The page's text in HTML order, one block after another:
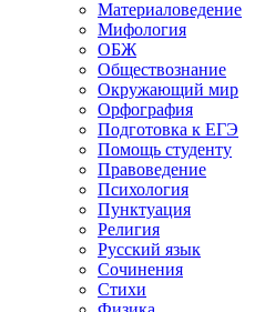
Материаловедение
Мифология
ОБЖ
Обществознание
Окружающий мир
Орфография
Подготовка к ЕГЭ
Помощь студенту
Правоведение
Психология
Пунктуация
Религия
Русский язык
Сочинения
Стихи